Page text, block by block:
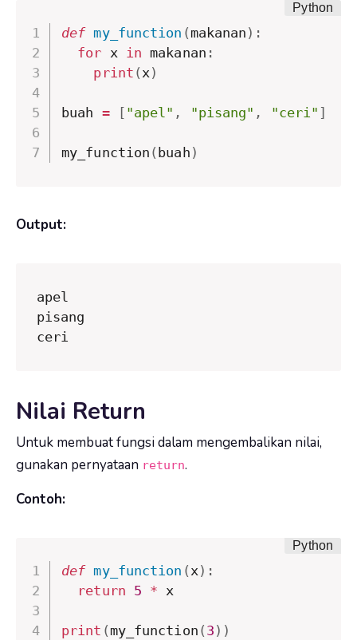
def my_function ( makanan ) :
for x in makanan :
print ( x)
buah = [ "apel" , "pisang" , "ceri" ]
my_function ( buah )
Output:
apel
pisang
ceri
Nilai Return
Untuk membuat fungsi dalam mengembalikan nilai,
gunakan pernyataan return.
Contoh:
def my_function ( x) :
return 5 * x
print ( my_function ( 3 ) )